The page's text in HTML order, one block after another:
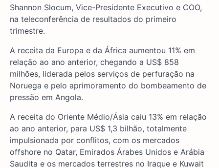
Shannon Slocum, Vice-Presidente Executivo e COO,
na teleconferência de resultados do primeiro
trimestre.
A receita da Europa e da África aumentou 11% em
relação ao ano anterior, chegando a US$ 858
milhões, liderada pelos serviços de perfuração na
Noruega e pelo aprimoramento do bombeamento de
pressão em Angola.
A receita do Oriente Médio/Ásia caiu 13% em relação
ao ano anterior, para US$ 1,3 bilhão, totalmente
impulsionada por conflitos, com os mercados
offshore no Qatar, Emirados Árabes Unidos e Arábia
Saudita e os mercados terrestres no Iraque e Kuwait